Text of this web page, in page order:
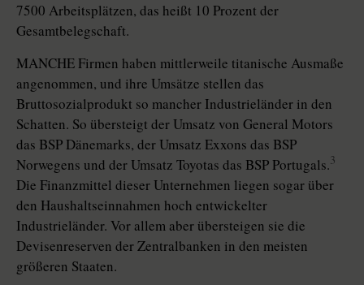
7500 Arbeitsplätzen, das heißt 10 Prozent der
Gesamtbelegschaft.
MANCHE Firmen haben mittlerweile titanische Ausmaße
angenommen, und ihre Umsätze stellen das
Bruttosozialprodukt so mancher Industrieländer in den
Schatten. So übersteigt der Umsatz von General Motors
das BSP Dänemarks, der Umsatz Exxons das BSP
Norwegens und der Umsatz Toyotas das BSP Portugals.3
Die Finanzmittel dieser Unternehmen liegen sogar über
den Haushaltseinnahmen hoch entwickelter
Industrieländer. Vor allem aber übersteigen sie die
Devisenreserven der Zentralbanken in den meisten
größeren Staaten.